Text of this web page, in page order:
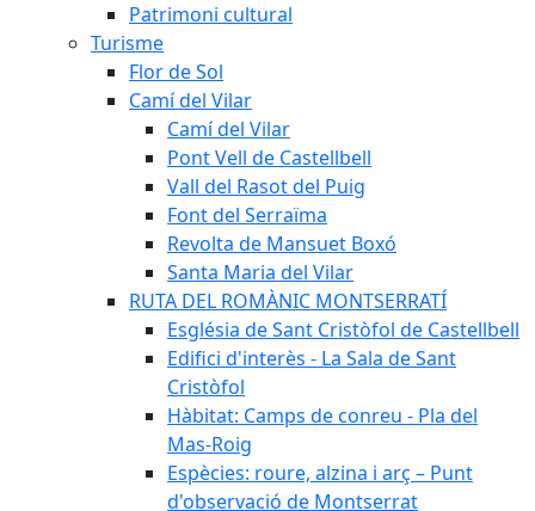
Patrimoni cultural
Turisme
Flor de Sol
Camí del Vilar
Camí del Vilar
Pont Vell de Castellbell
Vall del Rasot del Puig
Font del Serraïma
Revolta de Mansuet Boxó
Santa Maria del Vilar
RUTA DEL ROMÀNIC MONTSERRATÍ
Església de Sant Cristòfol de Castellbell
Edifici d'interès - La Sala de Sant
Cristòfol
Hàbitat: Camps de conreu - Pla del
Mas-Roig
Espècies: roure, alzina i arç – Punt
d'observació de Montserrat